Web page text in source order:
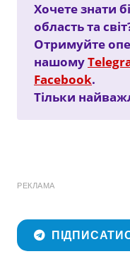
Хочете знати
область та
Отримуйте
нашому
Facebook.
Тільки
РЕКЛАМА